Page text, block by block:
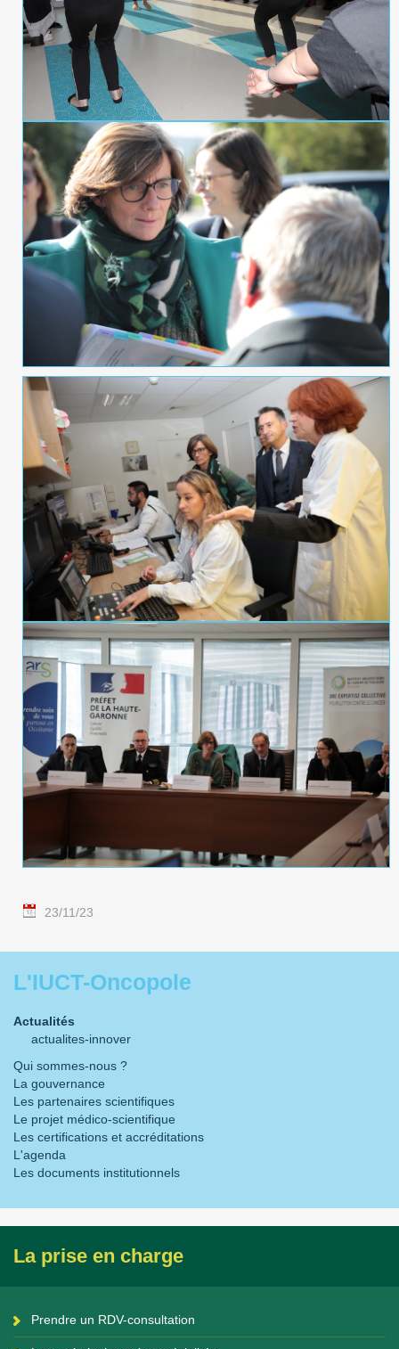
23/11/23
L'IUCT-Oncopole
Actualités
actualites-innover
Qui sommes-nous ?
La gouvernance
Les partenaires scientifiques
Le projet médico-scientifique
Les certifications et accréditations
L'agenda
Les documents institutionnels
La prise en charge
Prendre un RDV-consultation